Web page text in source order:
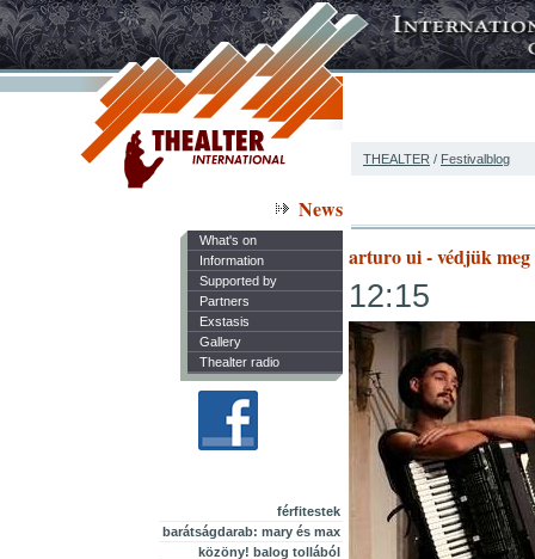
THEALTER / Festivalblog
News
What's on
Information
Supported by
Partners
Exstasis
Gallery
Thealter radio
férfitestek
barátságdarab: mary és max
közöny! balog tollából
arturo ui - védjük
12:15